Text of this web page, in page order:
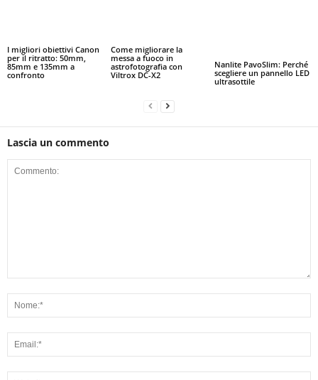
I migliori obiettivi Canon
per il ritratto: 50mm,
85mm e 135mm a
confronto
Come migliorare la
messa a fuoco in
astrofotografia con
Viltrox DC-X2
Nanlite PavoSlim: Perché
scegliere un pannello LED
ultrasottile
Lascia un commento